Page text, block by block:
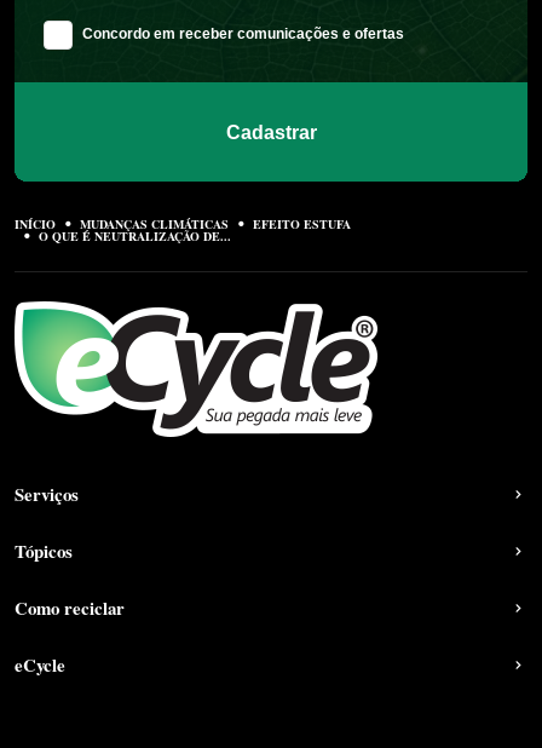
Concordo em receber comunicações e ofertas
Cadastrar
INÍCIO MUDANÇAS CLIMÁTICAS EFEITO ESTUFA
O QUE É NEUTRALIZAÇÃO DE...
Serviços
Tópicos
Como reciclar
eCycle